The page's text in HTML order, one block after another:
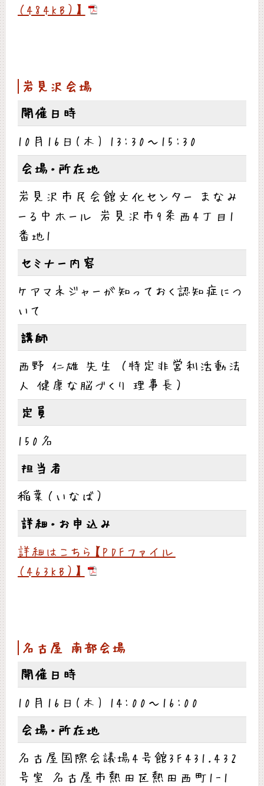
（484KB）】
岩見沢会場
開催日時
10月16日(木) 13:30～15:30
会場・所在地
岩見沢市民会館文化センター まなみ
ーる中ホール 岩見沢市9条西4丁目1
番地1
セミナー内容
ケアマネジャーが知っておく認知症につ
いて
講師
西野 仁雄 先生 （特定非営利活動法
人 健康な脳づくり 理事長）
定員
150名
担当者
稲葉（いなば）
詳細・お申込み
詳細はこちら【PDFファイル
（463KB）】
名古屋 南部会場
開催日時
10月16日(木) 14:00～16:00
会場・所在地
名古屋国際会議場4号館3F431.432
号室 名古屋市熱田区熱田西町1-1